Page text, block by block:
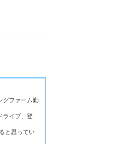
グファーム勤
ライブ、登
と思ってい